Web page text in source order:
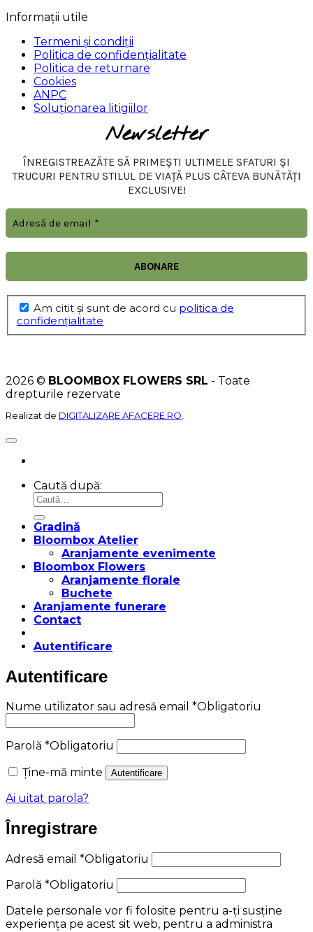
Informații utile
Termeni și condiții
Politica de confidențialitate
Politica de returnare
Cookies
ANPC
Soluționarea litigiilor
Newsletter
ÎNREGISTREAZĂTE SĂ PRIMEȘTI ULTIMELE SFATURI ȘI
TRUCURI PENTRU STILUL DE VIAȚĂ PLUS CÂTEVA BUNĂTĂȚI
EXCLUSIVE!
Am citit şi sunt de acord cu politica de
confidențialitate
2026 © BLOOMBOX FLOWERS SRL - Toate
drepturile rezervate
Realizat de DIGITALIZARE AFACERE.RO
Caută după:
Gradină
Bloombox Atelier
Aranjamente evenimente
Bloombox Flowers
Aranjamente florale
Buchete
Aranjamente funerare
Contact
Autentificare
Autentificare
Nume utilizator sau adresă email *Obligatoriu
Parolă *Obligatoriu
Ține-mă minte
Autentificare
Ai uitat parola?
Înregistrare
Adresă email *Obligatoriu
Parolă *Obligatoriu
Datele personale vor fi folosite pentru a-ți susține
experiența pe acest sit web, pentru a administra